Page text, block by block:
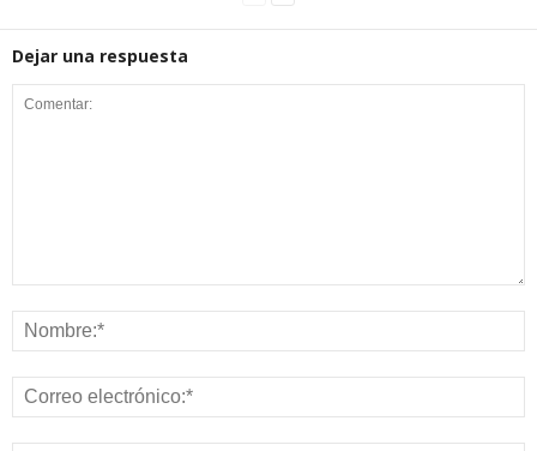
Dejar una respuesta